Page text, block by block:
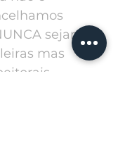
sejam
mas